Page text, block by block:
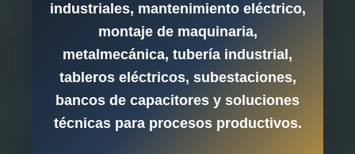
industriales, mantenimiento eléctrico,
montaje de maquinaria,
metalmecánica, tubería industrial,
tableros eléctricos, subestaciones,
bancos de capacitores y soluciones
técnicas para procesos productivos.